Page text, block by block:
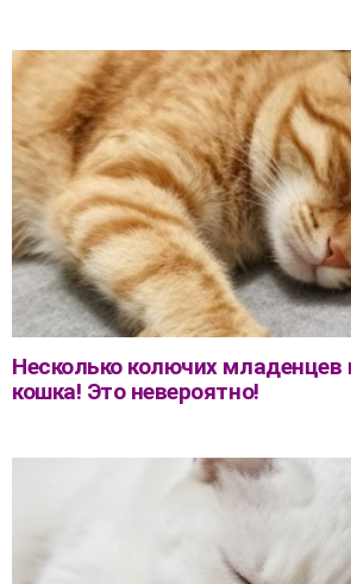
Несколько колючих младенцев
кошка! Это невероятно!